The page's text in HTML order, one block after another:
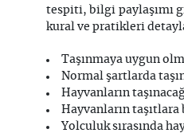
tespiti, bilgi paylaşımı
kural ve pratikleri
Taşınmaya uygun
Normal şartlarda
Hayvanların
Hayvanların
Yolculuk sırasında